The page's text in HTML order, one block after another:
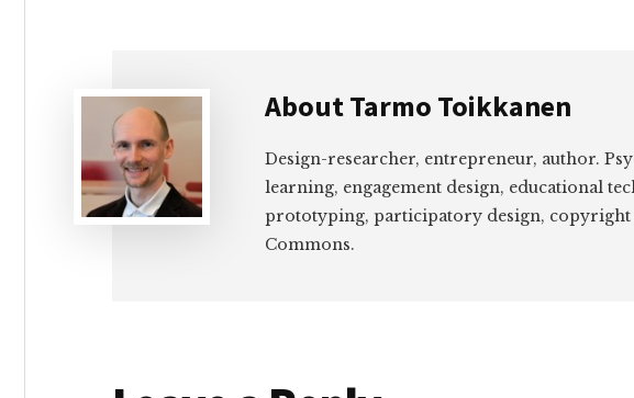
AboutTarmo Toikkanen
Design-researcher, entrepreneur, author.
learning, engagement design, educational
prototyping, participatory design, copyright
Commons.